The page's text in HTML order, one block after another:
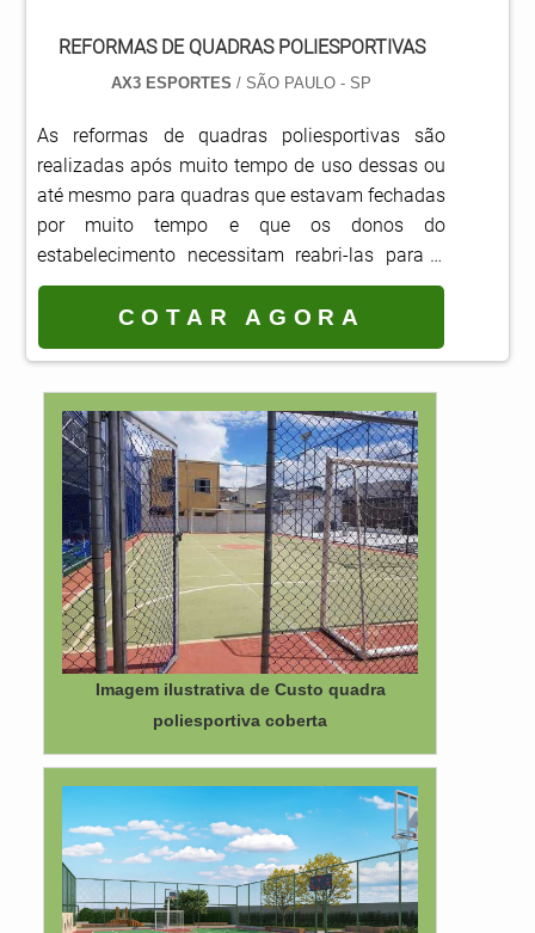
REFORMAS DE QUADRAS POLIESPORTIVAS
AX3 ESPORTES/ SÃO PAULO - SP
As reformas de quadras poliesportivas são
realizadas após muito tempo de uso dessas ou
até mesmo para quadras que estavam fechadas
por muito tempo e que os donos do
estabelecimento necessitam reabri-las para o
público.Serviço atende diferentes
estabelecimentos Clubes; Condomínios; Escolas;
Ginásios; Entre outros estabelecimentos que
Basicamente, durante o período...
COTAR AGORA
Imagem ilustrativa de Custo quadra
poliesportiva coberta